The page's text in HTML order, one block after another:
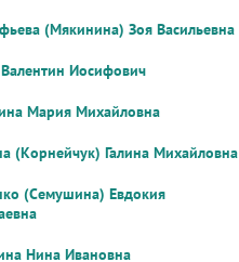
(Мякинина) Зоя Васильевна
Иосифович
Мария Михайловна
(Корнейчук) Галина Михайловна
(Семушина) Евдокия
Нина Ивановна